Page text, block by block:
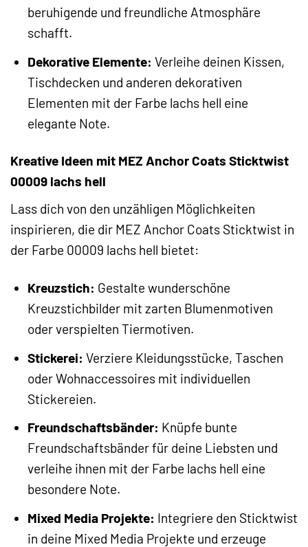
beruhigende und freundliche Atmosphäre
schafft.
Dekorative Elemente: Verleihe deinen Kissen,
Tischdecken und anderen dekorativen
Elementen mit der Farbe lachs hell eine
elegante Note.
Kreative Ideen mit MEZ Anchor Coats Sticktwist
00009 lachs hell
Lass dich von den unzähligen Möglichkeiten
inspirieren, die dir MEZ Anchor Coats Sticktwist in
der Farbe 00009 lachs hell bietet:
Kreuzstich: Gestalte wunderschöne
Kreuzstichbilder mit zarten Blumenmotiven
oder verspielten Tiermotiven.
Stickerei: Verziere Kleidungsstücke, Taschen
oder Wohnaccessoires mit individuellen
Stickereien.
Freundschaftsbänder: Knüpfe bunte
Freundschaftsbänder für deine Liebsten und
verleihe ihnen mit der Farbe lachs hell eine
besondere Note.
Mixed Media Projekte: Integriere den Sticktwist
in deine Mixed Media Projekte und erzeuge